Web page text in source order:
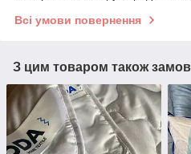
Всі умови повернення
З цим товаром також